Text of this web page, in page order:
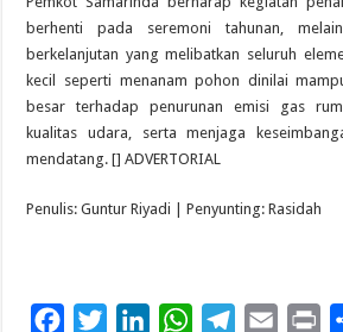
berhenti pada seremoni tahunan,
berkelanjutan yang melibatkan seluruh
kecil seperti menanam pohon dinilai
besar terhadap penurunan emisi gas
kualitas udara, serta menjaga
mendatang. [] ADVERTORIAL
Penulis: Guntur Riyadi | Penyunting: Rasidah
W